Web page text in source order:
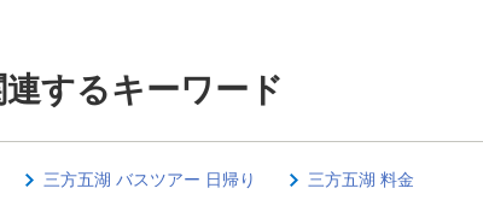
するキーワード
三方五湖 バスツアー 日帰り 三方五湖 料金